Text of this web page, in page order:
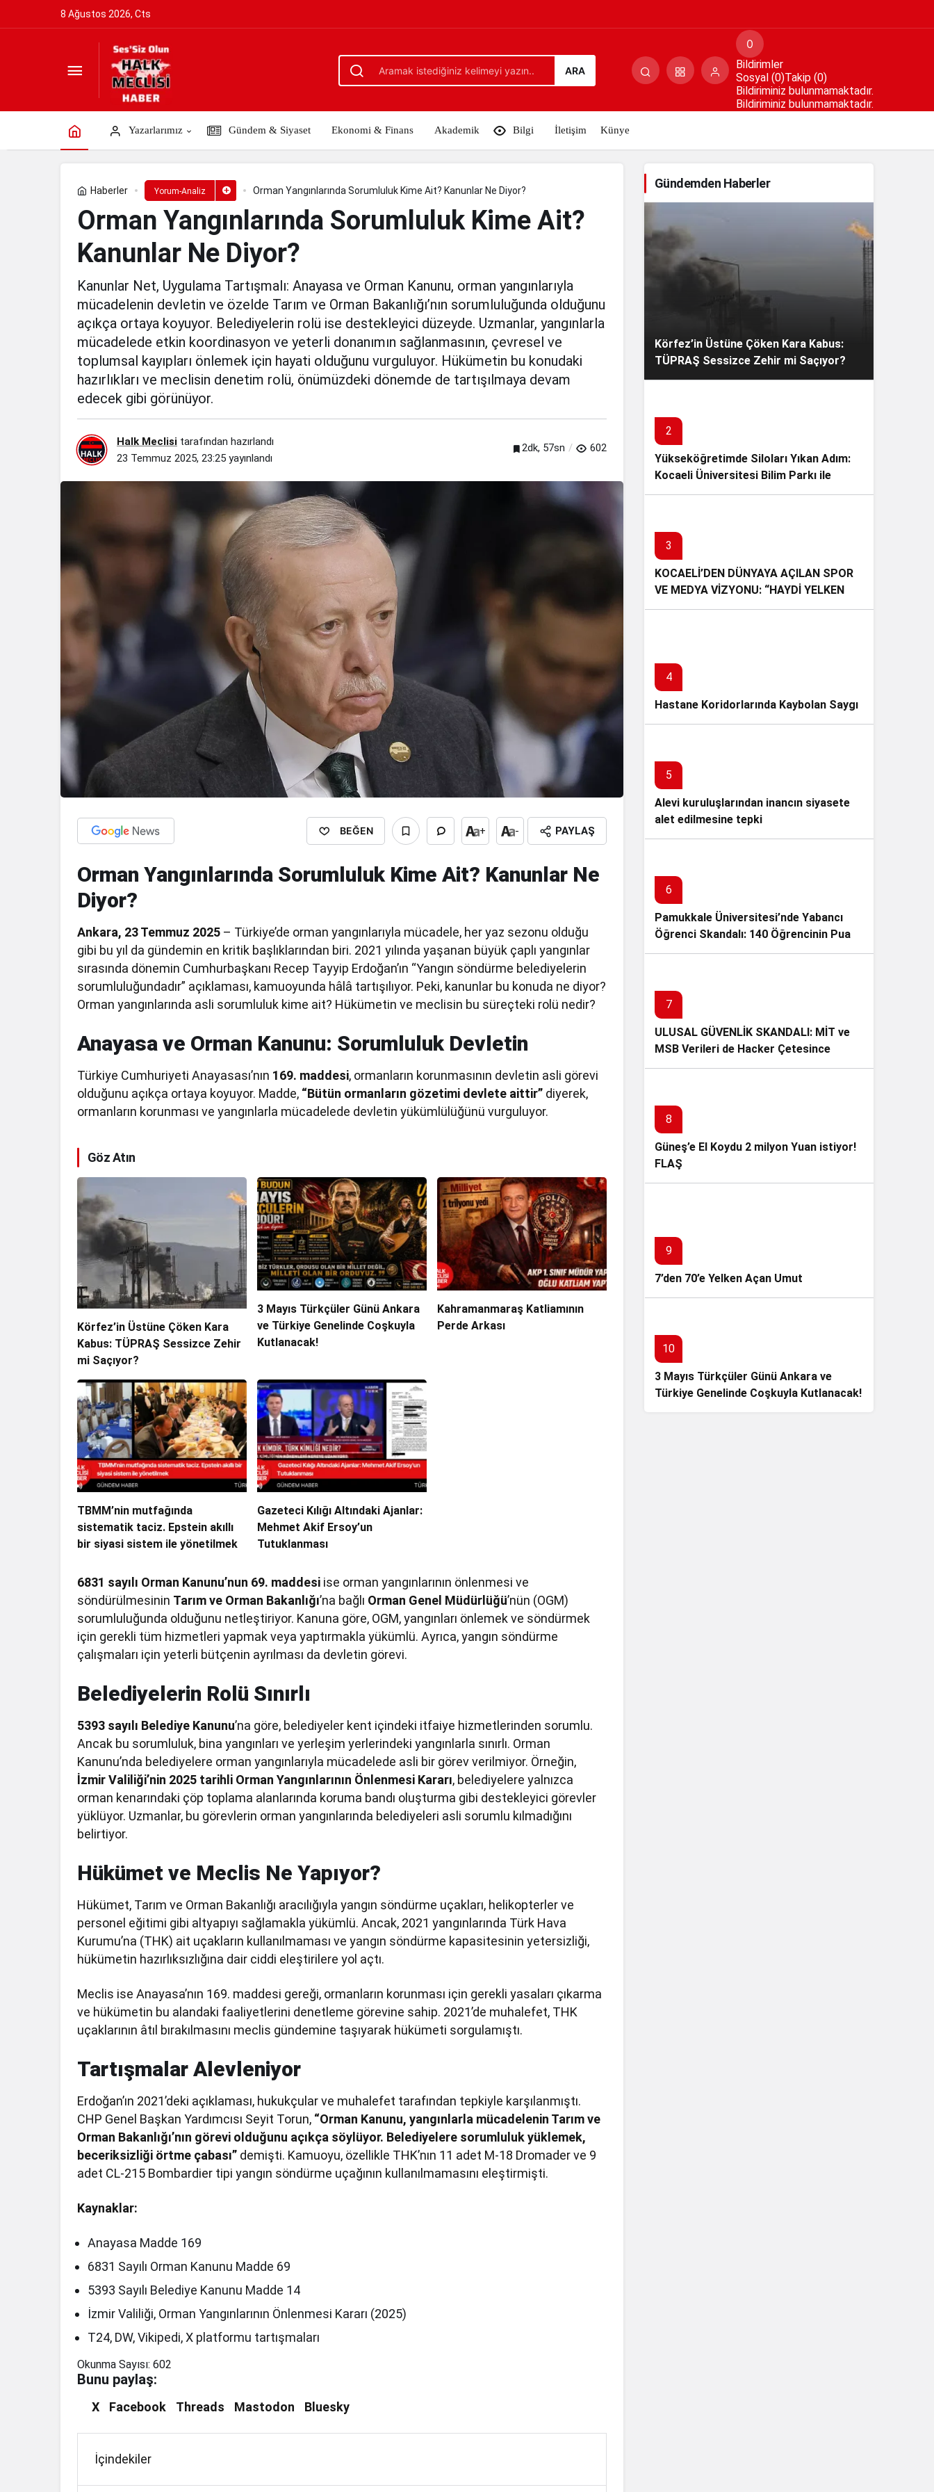
8 Ağustos 2026, Cts
ARA
0
Bildirimler
Sosyal (0)Takip (0)
Bildiriminiz bulunmamaktadır.
Bildiriminiz bulunmamaktadır.
Yazarlarımız Gündem & Siyaset Ekonomi & Finans Akademik Bilgi İletişim Künye
Haberler Yorum-Analiz Orman Yangınlarında Sorumluluk Kime Ait? Kanunlar Ne Diyor?
Orman Yangınlarında Sorumluluk Kime Ait?
Kanunlar Ne Diyor?
Kanunlar Net, Uygulama Tartışmalı: Anayasa ve Orman Kanunu, orman yangınlarıyla
mücadelenin devletin ve özelde Tarım ve Orman Bakanlığı’nın sorumluluğunda olduğunu
açıkça ortaya koyuyor. Belediyelerin rolü ise destekleyici düzeyde. Uzmanlar, yangınlarla
mücadelede etkin koordinasyon ve yeterli donanımın sağlanmasının, çevresel ve
toplumsal kayıpları önlemek için hayati olduğunu vurguluyor. Hükümetin bu konudaki
hazırlıkları ve meclisin denetim rolü, önümüzdeki dönemde de tartışılmaya devam
edecek gibi görünüyor.
Halk Meclisi tarafından hazırlandı
23 Temmuz 2025, 23:25 yayınlandı
2dk, 57sn 602
BEĞEN + - PAYLAŞ
Orman Yangınlarında Sorumluluk Kime Ait? Kanunlar Ne
Diyor?
Ankara, 23 Temmuz 2025 – Türkiye’de orman yangınlarıyla mücadele, her yaz sezonu olduğu
gibi bu yıl da gündemin en kritik başlıklarından biri. 2021 yılında yaşanan büyük çaplı yangınlar
sırasında dönemin Cumhurbaşkanı Recep Tayyip Erdoğan’ın “Yangın söndürme belediyelerin
sorumluluğundadır” açıklaması, kamuoyunda hâlâ tartışılıyor. Peki, kanunlar bu konuda ne diyor?
Orman yangınlarında asli sorumluluk kime ait? Hükümetin ve meclisin bu süreçteki rolü nedir?
Anayasa ve Orman Kanunu: Sorumluluk Devletin
Türkiye Cumhuriyeti Anayasası’nın 169. maddesi, ormanların korunmasının devletin asli görevi
olduğunu açıkça ortaya koyuyor. Madde, “Bütün ormanların gözetimi devlete aittir” diyerek,
ormanların korunması ve yangınlarla mücadelede devletin yükümlülüğünü vurguluyor.
Göz Atın
Körfez’in Üstüne Çöken Kara
Kabus: TÜPRAŞ Sessizce Zehir
mi Saçıyor?
3 Mayıs Türkçüler Günü Ankara
ve Türkiye Genelinde Coşkuyla
Kutlanacak!
Kahramanmaraş Katliamının
Perde Arkası
TBMM’nin mutfağında
sistematik taciz. Epstein akıllı
bir siyasi sistem ile yönetilmek
Gazeteci Kılığı Altındaki Ajanlar:
Mehmet Akif Ersoy’un
Tutuklanması
6831 sayılı Orman Kanunu’nun 69. maddesi ise orman yangınlarının önlenmesi ve
söndürülmesinin Tarım ve Orman Bakanlığı’na bağlı Orman Genel Müdürlüğü’nün (OGM)
sorumluluğunda olduğunu netleştiriyor. Kanuna göre, OGM, yangınları önlemek ve söndürmek
için gerekli tüm hizmetleri yapmak veya yaptırmakla yükümlü. Ayrıca, yangın söndürme
çalışmaları için yeterli bütçenin ayrılması da devletin görevi.
Belediyelerin Rolü Sınırlı
5393 sayılı Belediye Kanunu’na göre, belediyeler kent içindeki itfaiye hizmetlerinden sorumlu.
Ancak bu sorumluluk, bina yangınları ve yerleşim yerlerindeki yangınlarla sınırlı. Orman
Kanunu’nda belediyelere orman yangınlarıyla mücadelede asli bir görev verilmiyor. Örneğin,
İzmir Valiliği’nin 2025 tarihli Orman Yangınlarının Önlenmesi Kararı, belediyelere yalnızca
orman kenarındaki çöp toplama alanlarında koruma bandı oluşturma gibi destekleyici görevler
yüklüyor. Uzmanlar, bu görevlerin orman yangınlarında belediyeleri asli sorumlu kılmadığını
belirtiyor.
Hükümet ve Meclis Ne Yapıyor?
Hükümet, Tarım ve Orman Bakanlığı aracılığıyla yangın söndürme uçakları, helikopterler ve
personel eğitimi gibi altyapıyı sağlamakla yükümlü. Ancak, 2021 yangınlarında Türk Hava
Kurumu’na (THK) ait uçakların kullanılmaması ve yangın söndürme kapasitesinin yetersizliği,
hükümetin hazırlıksızlığına dair ciddi eleştirilere yol açtı.
Meclis ise Anayasa’nın 169. maddesi gereği, ormanların korunması için gerekli yasaları çıkarma
ve hükümetin bu alandaki faaliyetlerini denetleme görevine sahip. 2021’de muhalefet, THK
uçaklarının âtıl bırakılmasını meclis gündemine taşıyarak hükümeti sorgulamıştı.
Tartışmalar Alevleniyor
Erdoğan’ın 2021’deki açıklaması, hukukçular ve muhalefet tarafından tepkiyle karşılanmıştı.
CHP Genel Başkan Yardımcısı Seyit Torun, “Orman Kanunu, yangınlarla mücadelenin Tarım ve
Orman Bakanlığı’nın görevi olduğunu açıkça söylüyor. Belediyelere sorumluluk yüklemek,
beceriksizliği örtme çabası” demişti. Kamuoyu, özellikle THK’nın 11 adet M-18 Dromader ve 9
adet CL-215 Bombardier tipi yangın söndürme uçağının kullanılmamasını eleştirmişti.
Kaynaklar:
Anayasa Madde 169
6831 Sayılı Orman Kanunu Madde 69
5393 Sayılı Belediye Kanunu Madde 14
İzmir Valiliği, Orman Yangınlarının Önlenmesi Kararı (2025)
T24, DW, Vikipedi, X platformu tartışmaları
Okunma Sayısı: 602
Bunu paylaş:
X Facebook Threads Mastodon Bluesky
İçindekiler
Orman Yangınlarında Sorumluluk Kime Ait? Kanunlar Ne Diyor?
Gündemden Haberler
Körfez’in Üstüne Çöken Kara Kabus:
TÜPRAŞ Sessizce Zehir mi Saçıyor?
2
Yükseköğretimde Siloları Yıkan Adım:
Kocaeli Üniversitesi Bilim Parkı ile
Akademide Ezber Bozdu!
3
KOCAELİ’DEN DÜNYAYA AÇILAN SPOR
VE MEDYA VİZYONU: “HAYDİ YELKEN
BASIN!” İLK BASIN BULUŞMASINI
4
Hastane Koridorlarında Kaybolan Saygı
5
Alevi kuruluşlarından inancın siyasete
alet edilmesine tepki
6
Pamukkale Üniversitesi’nde Yabancı
Öğrenci Skandalı: 140 Öğrencinin Puanı
Değiştirilerek Tıp ve Diş Hekimliğine
7
ULUSAL GÜVENLİK SKANDALI: MİT ve
MSB Verileri de Hacker Çetesince
Çalındı!
8
Güneş’e El Koydu 2 milyon Yuan istiyor!
FLAŞ
9
7’den 70’e Yelken Açan Umut
10
3 Mayıs Türkçüler Günü Ankara ve
Türkiye Genelinde Coşkuyla Kutlanacak!